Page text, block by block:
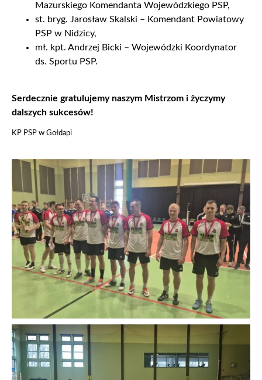
Mazurskiego Komendanta Wojewódzkiego PSP,
st. bryg. Jarosław Skalski – Komendant Powiatowy
PSP w Nidzicy,
mł. kpt. Andrzej Bicki – Wojewódzki Koordynator
ds. Sportu PSP.
Serdecznie gratulujemy naszym Mistrzom i życzymy
dalszych sukcesów!
KP PSP w Gołdapi